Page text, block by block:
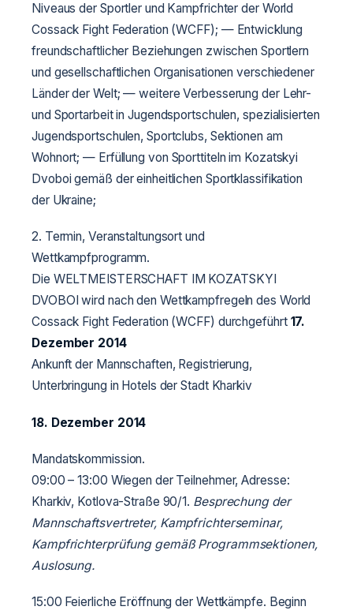
Niveaus der Sportler und Kampfrichter der World
Cossack Fight Federation (WCFF); — Entwicklung
freundschaftlicher Beziehungen zwischen Sportlern
und gesellschaftlichen Organisationen verschiedener
Länder der Welt; — weitere Verbesserung der Lehr-
und Sportarbeit in Jugendsportschulen, spezialisierten
Jugendsportschulen, Sportclubs, Sektionen am
Wohnort; — Erfüllung von Sporttiteln im Kozatskyi
Dvoboi gemäß der einheitlichen Sportklassifikation
der Ukraine;
2. Termin, Veranstaltungsort und
Wettkampfprogramm.
Die WELTMEISTERSCHAFT IM KOZATSKYI
DVOBOI wird nach den Wettkampfregeln des World
Cossack Fight Federation (WCFF) durchgeführt 17.
Dezember 2014
Ankunft der Mannschaften, Registrierung,
Unterbringung in Hotels der Stadt Kharkiv
18. Dezember 2014
Mandatskommission.
09:00 – 13:00 Wiegen der Teilnehmer, Adresse:
Kharkiv, Kotlova-Straße 90/1. Besprechung der
Mannschaftsvertreter, Kampfrichterseminar,
Kampfrichterprüfung gemäß Programmsektionen,
Auslosung.
15:00 Feierliche Eröffnung der Wettkämpfe. Beginn